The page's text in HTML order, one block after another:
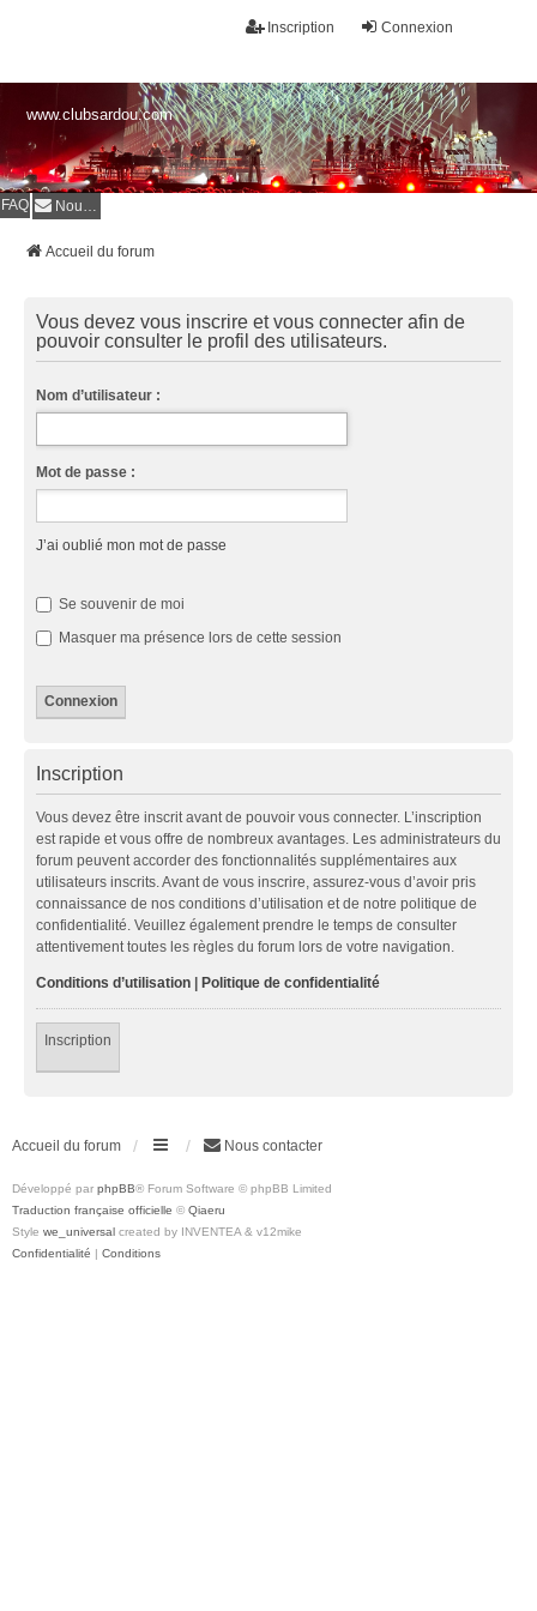
Connexion
Inscription
www.clubsardou.com
FAQ Nous contacter
Accueil du forum
Vous devez vous inscrire et vous connecter afin de
pouvoir consulter le profil des utilisateurs.
Nom d’utilisateur :
Mot de passe :
J’ai oublié mon mot de passe
Se souvenir de moi
Masquer ma présence lors de cette session
Inscription
Vous devez être inscrit avant de pouvoir vous connecter. L’inscription
est rapide et vous offre de nombreux avantages. Les administrateurs du
forum peuvent accorder des fonctionnalités supplémentaires aux
utilisateurs inscrits. Avant de vous inscrire, assurez-vous d’avoir pris
connaissance de nos conditions d’utilisation et de notre politique de
confidentialité. Veuillez également prendre le temps de consulter
attentivement toutes les règles du forum lors de votre navigation.
Conditions d’utilisation | Politique de confidentialité
Inscription
Accueil du forum Nous contacter
Développé par phpBB® Forum Software © phpBB Limited
Traduction française officielle © Qiaeru
Style we_universal created by INVENTEA & v12mike
Confidentialité | Conditions